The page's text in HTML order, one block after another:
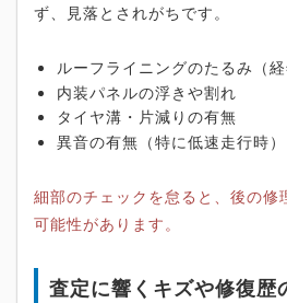
ず、見落とされがちです。
ルーフライニングのたるみ（経
内装パネルの浮きや割れ
タイヤ溝・片減りの有無
異音の有無（特に低速走行時）
細部のチェックを怠ると、後の修
可能性があります。
査定に響くキズや修復歴